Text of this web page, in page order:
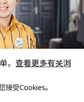
供应
。 查看更多有关浏
接受Cookies。